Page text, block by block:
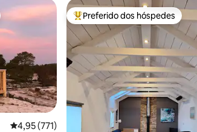
dos hóspedes
4,95 de uma avaliação média de 5, 771
4,95 (771)
Entre os melhores preferidos
Preferido dos hóspedes